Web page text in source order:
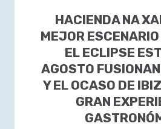
HACIENDA NA
MEJOR
EL ECLIPSE
AGOSTO
Y EL OCASO DE
GRAN